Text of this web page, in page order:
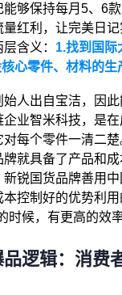
够保持每月5、6
红利，让完美日记
含义： 1.找到国际
心零件、材料的生
人出自宝洁，因
业智米科技，是
每个零件一清二楚
牌就具备了产品和
锐国货品牌善用
本控制好的优势利
时候，有更高的效
逻辑：消费